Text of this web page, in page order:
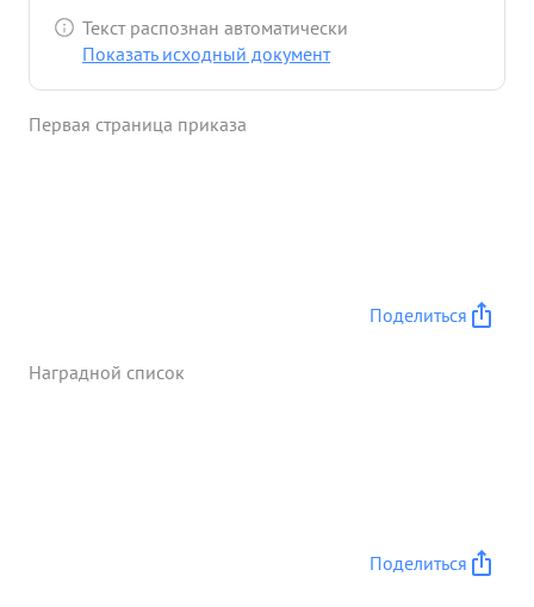
боев. в боях 14-16 мая 1944 года тов. ДОСИК-
САВИЦКИЙ хорошо органи зовал управление
части 203 и 295 Стрелковых дивизий начали
Текст распознан автоматически
Показать исходный документ
Первая страница приказа
Поделиться
Наградной список
Поделиться